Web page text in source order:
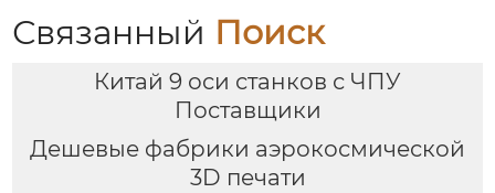
Связанный Поиск
Китай 9 оси станков с ЧПУ
Поставщики
Дешевые фабрики аэрокосмической
3D печати